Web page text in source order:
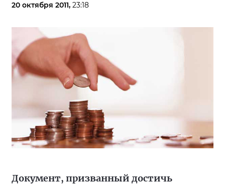
20 октября 2011, 23:18
Документ, призванный достичь